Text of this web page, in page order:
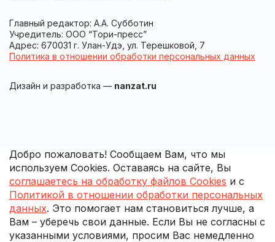
Главный редактор: А.А. Субботин
Учредитель: ООО “Тори-пресс”
Адрес: 670031 г. Улан-Удэ, ул. Терешковой, 7
Политика в отношении обработки персональных данных
Дизайн и разработка — nanzat.ru
Добро пожаловать! Сообщаем Вам, что мы
используем Cookies. Оставаясь на сайте, Вы
соглашаетесь на обработку файлов Cookies и с
Политикой в отношении обработки персональных
данных. Это помогает нам становиться лучше, а
Вам – уберечь свои данные. Если Вы не согласны с
указанными условиями, просим Вас немедленно